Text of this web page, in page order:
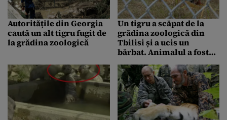
Autoritățile din Georgia
caută un alt tigru fugit de
la grădina zoologică
Un tigru a scăpat de la
grădina zoologică din
Tbilisi și a ucis un
bărbat. Animalul a fost